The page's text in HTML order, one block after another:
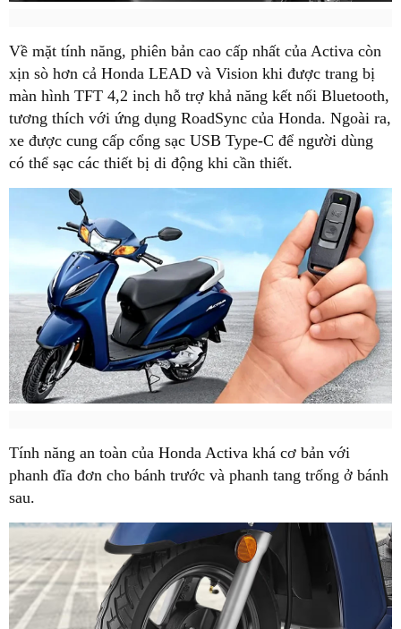
Về mặt tính năng, phiên bản cao cấp nhất của Activa còn
xịn sò hơn cả Honda LEAD và Vision khi được trang bị
màn hình TFT 4,2 inch hỗ trợ khả năng kết nối Bluetooth,
tương thích với ứng dụng RoadSync của Honda. Ngoài ra,
xe được cung cấp cổng sạc USB Type-C để người dùng
có thể sạc các thiết bị di động khi cần thiết.
Tính năng an toàn của Honda Activa khá cơ bản với
phanh đĩa đơn cho bánh trước và phanh tang trống ở bánh
sau.